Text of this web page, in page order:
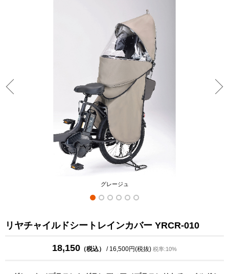
グレージュ
リヤチャイルドシートレインカバー YRCR-010
18,150 （税込） / 16,500円(税抜) 税率:10%